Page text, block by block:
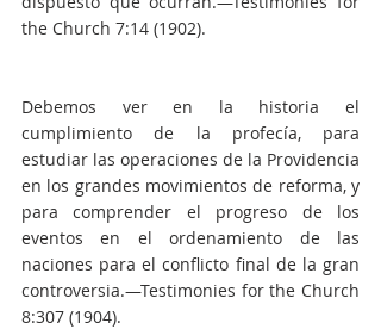
the Church 7:14 (1902).
Debemos ver en la historia el
cumplimiento de la profecía, para
estudiar las operaciones de la Providencia
en los grandes movimientos de reforma, y
para comprender el progreso de los
eventos en el ordenamiento de las
naciones para el conflicto final de la gran
controversia.—Testimonies for the Church
8:307 (1904).